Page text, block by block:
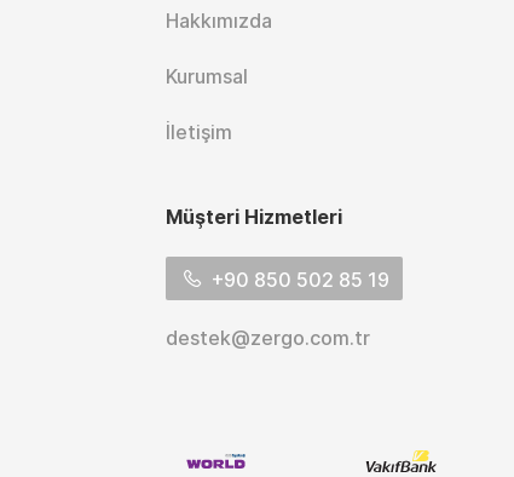
Hakkımızda
Kurumsal
İletişim
Müşteri Hizmetleri
+90 850 502 85 19
destek@zergo.com.tr